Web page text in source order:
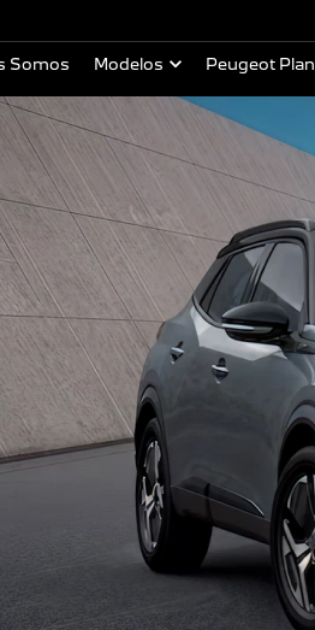
Somos Modelos Peugeot Plan